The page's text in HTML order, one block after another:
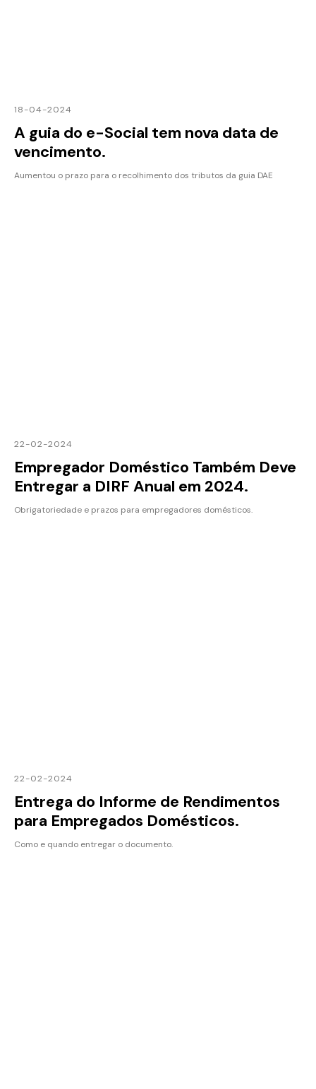
18-04-2024
A guia do e-Social tem nova data de
vencimento.
Aumentou o prazo para o recolhimento dos tributos da guia DAE
22-02-2024
Empregador Doméstico Também Deve
Entregar a DIRF Anual em 2024.
Obrigatoriedade e prazos para empregadores domésticos.
22-02-2024
Entrega do Informe de Rendimentos
para Empregados Domésticos.
Como e quando entregar o documento.